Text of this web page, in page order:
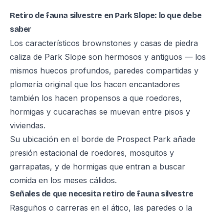
Retiro de fauna silvestre en Park Slope: lo que debe
saber
Los característicos brownstones y casas de piedra
caliza de Park Slope son hermosos y antiguos — los
mismos huecos profundos, paredes compartidas y
plomería original que los hacen encantadores
también los hacen propensos a que roedores,
hormigas y cucarachas se muevan entre pisos y
viviendas.
Su ubicación en el borde de Prospect Park añade
presión estacional de roedores, mosquitos y
garrapatas, y de hormigas que entran a buscar
comida en los meses cálidos.
Señales de que necesita retiro de fauna silvestre
Rasguños o carreras en el ático, las paredes o la